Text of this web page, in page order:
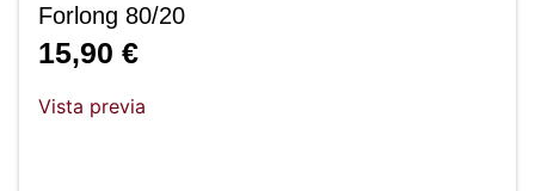
Forlong 80/20
15,90 €
Vista previa